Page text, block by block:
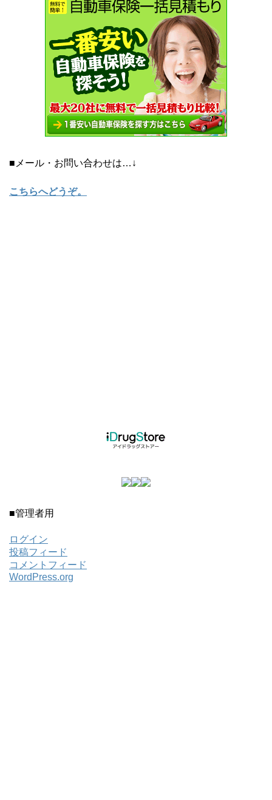
■メール・お問い合わせは…↓
こちらへどうぞ。
■管理者用
ログイン
投稿フィード
コメントフィード
WordPress.org